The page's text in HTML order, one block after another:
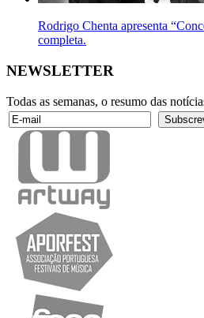
Rodrigo Chenta apresenta
completa.
NEWSLETTER
Todas as semanas, o resumo das